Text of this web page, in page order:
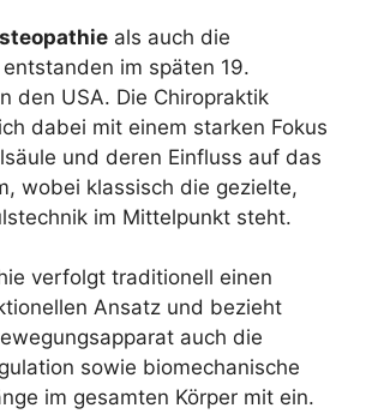
als auch die
entstanden im späten 19.
den USA. Die Chiropraktik
dabei mit einem starken Fokus
und deren Einfluss auf das
wobei klassisch die gezielte,
im Mittelpunkt steht.
verfolgt traditionell einen
Ansatz und bezieht
auch die
sowie biomechanische
im gesamten Körper mit ein.